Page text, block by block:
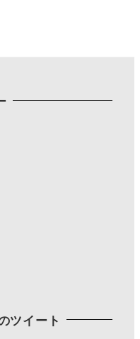
ツイート